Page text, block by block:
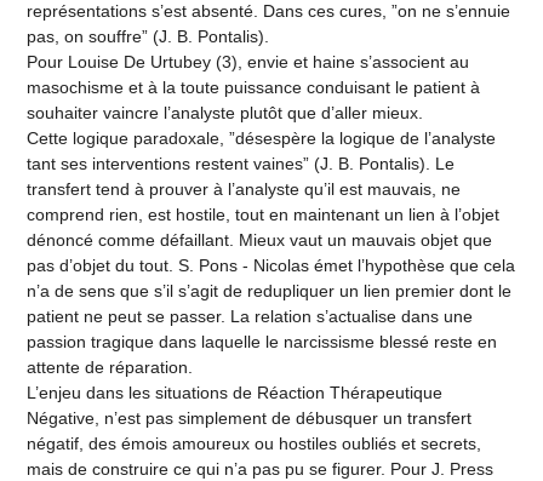
représentations s’est absenté. Dans ces cures, ”on ne s’ennuie
pas, on souffre” (J. B. Pontalis).
Pour Louise De Urtubey (3), envie et haine s’associent au
masochisme et à la toute puissance conduisant le patient à
souhaiter vaincre l’analyste plutôt que d’aller mieux.
Cette logique paradoxale, ”désespère la logique de l’analyste
tant ses interventions restent vaines” (J. B. Pontalis). Le
transfert tend à prouver à l’analyste qu’il est mauvais, ne
comprend rien, est hostile, tout en maintenant un lien à l’objet
dénoncé comme défaillant. Mieux vaut un mauvais objet que
pas d’objet du tout. S. Pons - Nicolas émet l’hypothèse que cela
n’a de sens que s’il s’agit de redupliquer un lien premier dont le
patient ne peut se passer. La relation s’actualise dans une
passion tragique dans laquelle le narcissisme blessé reste en
attente de réparation.
L’enjeu dans les situations de Réaction Thérapeutique
Négative, n’est pas simplement de débusquer un transfert
négatif, des émois amoureux ou hostiles oubliés et secrets,
mais de construire ce qui n’a pas pu se figurer. Pour J. Press